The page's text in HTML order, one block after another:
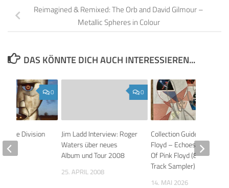
Reimagined & Remixed: The Orb and David Gilmour –
Metallic Spheres in Colour
DAS KÖNNTE DICH AUCH INTERESSIEREN...
0
Jim Ladd Interview: Roger
Waters über neues
Album und Tour 2008
25. APRIL 2008
Collection Guide: Pink
Floyd – Echoes The Best
Of Pink Floyd (8 & 6-
Track Sampler)
14. MAI 2026
0
– The Division